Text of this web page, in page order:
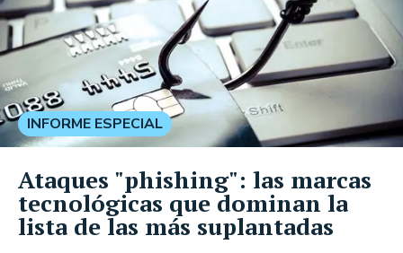
INFORME ESPECIAL
Ataques "phishing": las marcas
tecnológicas que dominan la
lista de las más suplantadas